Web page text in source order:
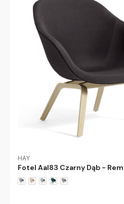
HAY
Fotel Aal83 Czarny Dąb -